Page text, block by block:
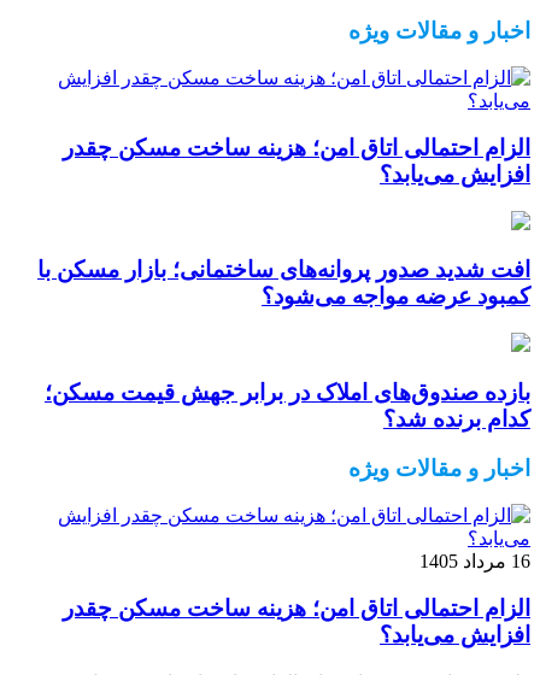
اخبار و مقالات ویژه
الزام احتمالی اتاق امن؛ هزینه ساخت مسکن چقدر
افزایش می‌یابد؟
افت شدید صدور پروانه‌های ساختمانی؛ بازار مسکن با
کمبود عرضه مواجه می‌شود؟
بازده صندوق‌های املاک در برابر جهش قیمت مسکن؛
کدام برنده شد؟
اخبار و مقالات ویژه
16 مرداد 1405
الزام احتمالی اتاق امن؛ هزینه ساخت مسکن چقدر
افزایش می‌یابد؟